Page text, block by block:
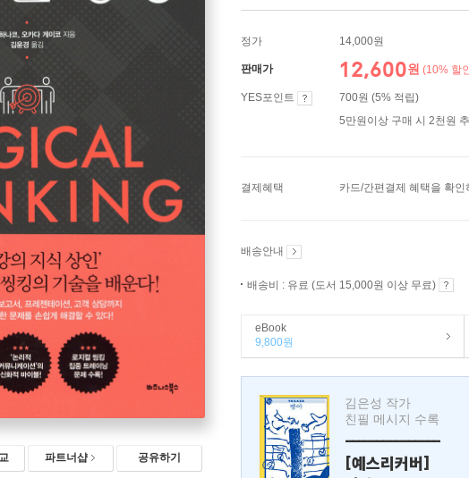
파트너샵 공유하기
정가 14,000원
판매가 12,600원 (10% 할
YES포인트
700원 (5% 적립)
5만원이상 구매 시 2천원
결제혜택 카드/간편결제 혜택을 확인
배송안내
배송비 : 유료 (도서 15,000원 이상 무료)
eBook
9,800원
김은성 작가
친필 메시지 수록
---------------
[예스리커버]